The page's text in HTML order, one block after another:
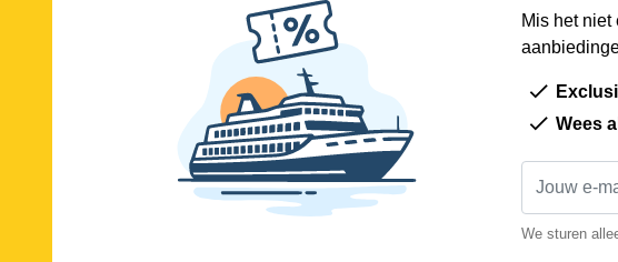
Mis het
Wees
We sturen